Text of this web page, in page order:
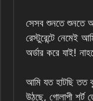
সেসব শুনতে শুনতে
রেস্টুরেন্টে নেমেই
অর্ডার করে যাই!
আমি যত হাটছি তত
উঠছে, গোলাপী শর্ট